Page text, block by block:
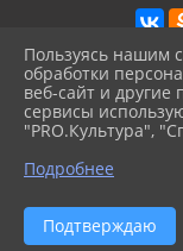
2026 г. biblioteka-
Вход
Карта сайта
Политика
Сделано на KubCMS
Разработка и
Пользуясь нашим
обработки
веб-сайт и другие
сервисы
"PRO.Культура",
Подробнее
Подтверждаю